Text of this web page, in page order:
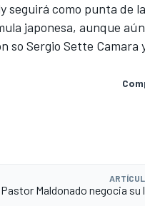
seguirá como punta de
japonesa, aunque
so Sergio Sette Camara
Pastor Maldonado negocia su